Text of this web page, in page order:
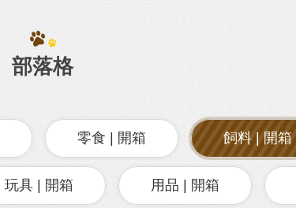
部落格
零食 | 開箱 飼料 | 開箱
玩具 | 開箱 用品 | 開箱